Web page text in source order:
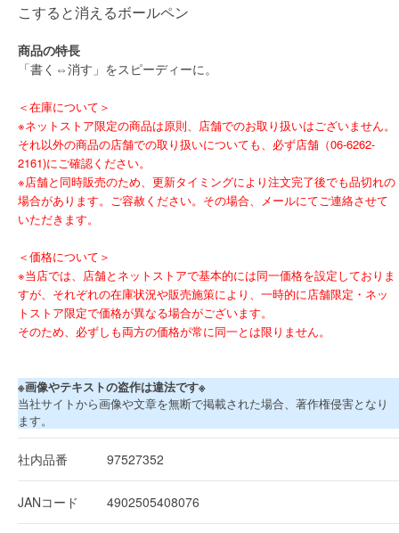
こすると消えるボールペン
商品の特長
「書く⇔消す」をスピーディーに。
＜在庫について＞
※ネットストア限定の商品は原則、店舗でのお取り扱いはございません。
それ以外の商品の店舗での取り扱いについても、必ず店舗（06-6262-
2161)にご確認ください。
※店舗と同時販売のため、更新タイミングにより注文完了後でも品切れの
場合があります。ご容赦ください。その場合、メールにてご連絡させて
いただきます。
＜価格について＞
※当店では、店舗とネットストアで基本的には同一価格を設定しておりま
すが、それぞれの在庫状況や販売施策により、一時的に店舗限定・ネッ
トストア限定で価格が異なる場合がございます。
そのため、必ずしも両方の価格が常に同一とは限りません。
※画像やテキストの盗作は違法です※
当社サイトから画像や文章を無断で掲載された場合、著作権侵害となり
ます。
社内品番 97527352
JANコード 4902505408076